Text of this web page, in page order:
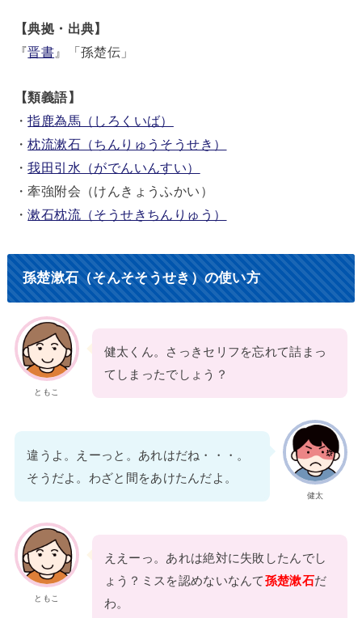
【典拠・出典】
『晋書 』「孫楚伝」
【類義語】
・指鹿為馬（しろくいば）
・枕流漱石（ちんりゅうそうせき）
・我田引水（がでんいんすい）
・牽強附会（けんきょうふかい）
・漱石枕流（そうせきちんりゅう）
孫楚漱石（そんそそうせき）の使い方
ともこ
健太くん。さっきセリフを忘れて詰まっ
てしまったでしょう？
健太
違うよ。えーっと。あれはだね・・・。
そうだよ。わざと間をあけたんだよ。
ともこ
ええーっ。あれは絶対に失敗したんでし
ょう？ミスを認めないなんて孫楚漱石だ
わ。